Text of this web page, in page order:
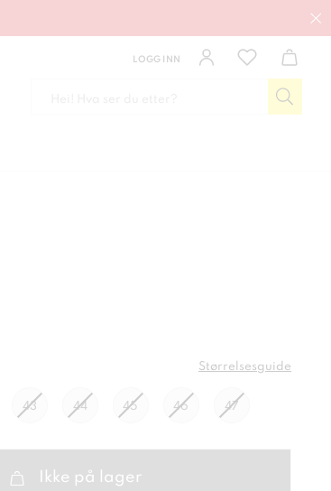
LOGG INN
Størrelsesguide
43 44 45 46 47
Ikke på lager